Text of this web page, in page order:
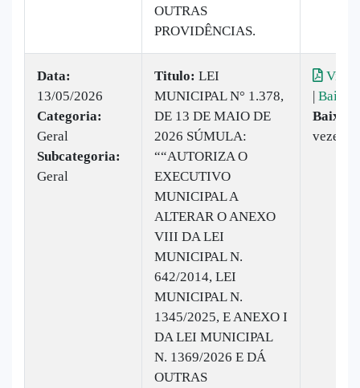
OUTRAS
PROVIDÊNCIAS.
Data:
13/05/2026
Categoria:
Geral
Subcategoria:
Geral
Titulo: LEI
MUNICIPAL N° 1.378,
DE 13 DE MAIO DE
2026 SÚMULA:
““AUTORIZA O
EXECUTIVO
MUNICIPAL A
ALTERAR O ANEXO
VIII DA LEI
MUNICIPAL N.
642/2014, LEI
MUNICIPAL N.
1345/2025, E ANEXO I
DA LEI MUNICIPAL
N. 1369/2026 E DÁ
OUTRAS
| Baixar
vezes